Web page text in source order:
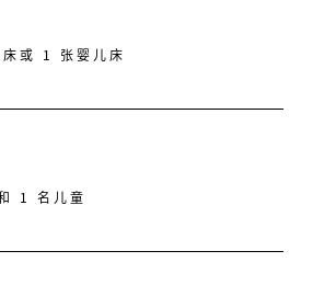
或 1 张婴儿床
1 名儿童